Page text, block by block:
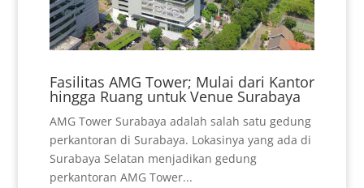
Fasilitas AMG Tower; Mulai dari Kantor
hingga Ruang untuk Venue Surabaya
AMG Tower Surabaya adalah salah satu gedung
perkantoran di Surabaya. Lokasinya yang ada di
Surabaya Selatan menjadikan gedung
perkantoran AMG Tower...